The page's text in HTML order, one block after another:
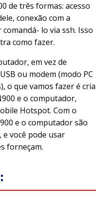
de três formas: acesso
conexão com a
lo via ssh. Isso
como fazer.
em vez de
ou modem (modo PC
o que vamos fazer é
e o computador,
Hotspot. Com o
e o computador são
e você pode usar
forneçam.